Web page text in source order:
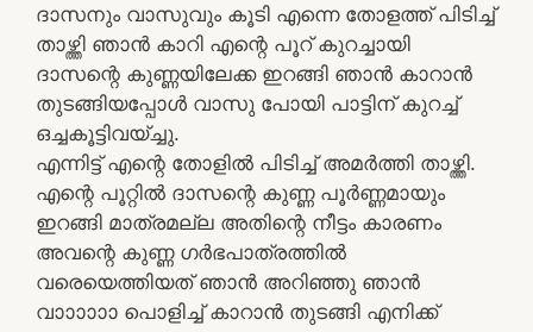
ദാസനും വാസുവും കൂടി എന്നെ തോളത്ത് പിടിച്ച്
താഴ്ത്തി ഞാന്‍ കാറി എന്റെ പൂറ് കുറച്ചായി
ദാസന്റെ കുണ്ണയിലേക്ക ഇറങ്ങി ഞാന്‍ കാറാന്‍
തുടങ്ങിയപ്പോള്‍ വാസു പോയി പാട്ടിന് കുറച്ച്
ഒച്ചകൂട്ടിവയ്ച്ചു.
എന്നിട്ട് എന്റെ തോളില്‍ പിടിച്ച് അമര്‍ത്തി താഴ്ത്തി.
എന്റെ പൂറ്റില്‍ ദാസന്റെ കുണ്ണ പൂര്‍ണ്ണമായും
ഇറങ്ങി മാത്രമല്ല അതിന്റെ നീട്ടം കാരണം
അവന്റെ കുണ്ണ ഗര്‍ഭപാത്രത്തില്‍
വരെയെത്തിയത് ഞാന്‍ അറിഞ്ഞു ഞാന്‍
വാാാാാാ പൊളിച്ച് കാറാന്‍ തുടങ്ങി എനിക്ക്